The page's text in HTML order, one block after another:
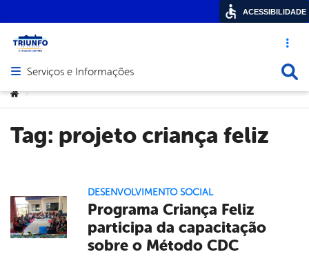
Acesso
Abrir menu principal de navegação
Serviços e Informações
Você está aqui:
>
Tag: projeto criança feliz
DESENVOLVIMENTO SOCIAL
Programa Criança Feliz
participa da capacitação
sobre o Método CDC
ACESSIBILIDADE